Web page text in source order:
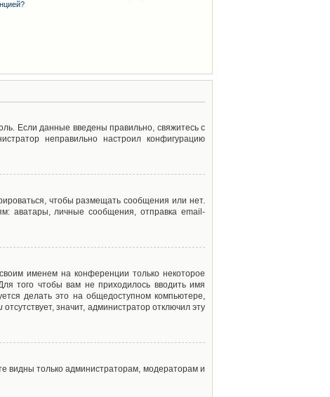
Если данные введены правильно, свяжитесь с
неправильно настроил конфигурацию
чтобы размещать сообщения или нет.
аватары, личные сообщения, отправка email-
именем на конференции только некоторое
того чтобы вам не приходилось вводить имя
делать это на общедоступном компьютере,
отсутствует, значит, администратор отключил эту
видны только администраторам, модераторам и